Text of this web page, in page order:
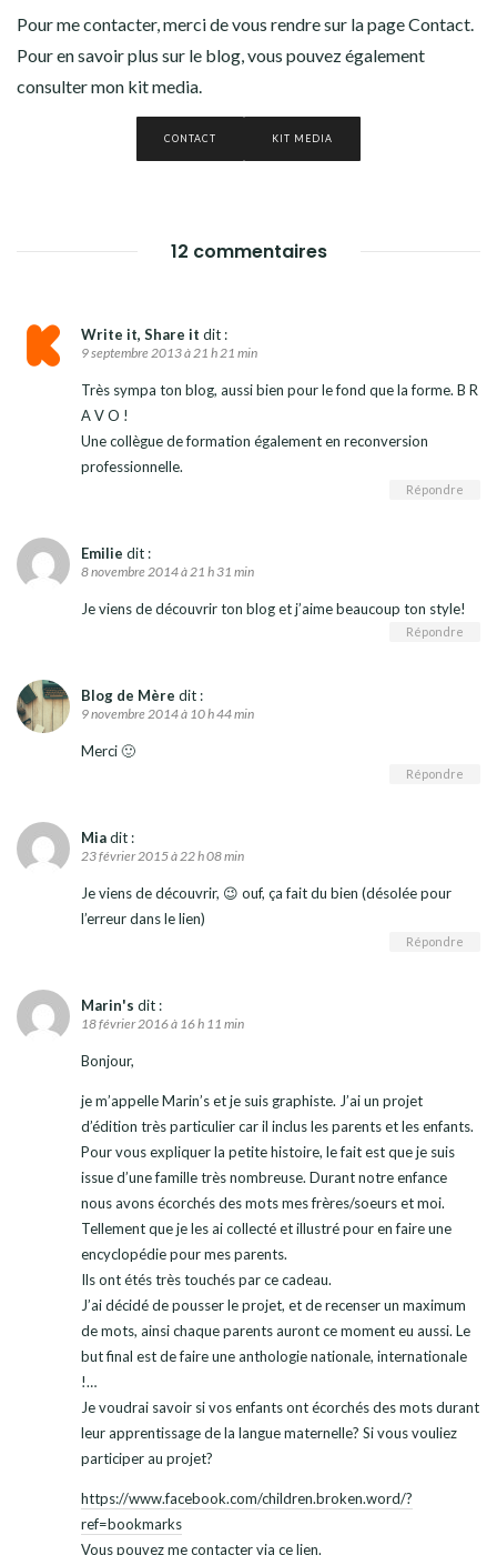
Pour me contacter, merci de vous rendre sur la page Contact.
Pour en savoir plus sur le blog, vous pouvez également
consulter mon kit media.
CONTACT KIT MEDIA
12 commentaires
Write it, Share it dit :
9 septembre 2013 à 21 h 21 min
Très sympa ton blog, aussi bien pour le fond que la forme. B R
A V O !
Une collègue de formation également en reconversion
professionnelle.
Répondre
Emilie dit :
8 novembre 2014 à 21 h 31 min
Je viens de découvrir ton blog et j’aime beaucoup ton style!
Répondre
Blog de Mère dit :
9 novembre 2014 à 10 h 44 min
Merci 🙂
Répondre
Miadit :
23 février 2015 à 22 h 08 min
Je viens de découvrir, 😉 ouf, ça fait du bien (désolée pour
l’erreur dans le lien)
Répondre
Marin's dit :
18 février 2016 à 16 h 11 min
Bonjour,
je m’appelle Marin’s et je suis graphiste. J’ai un projet
d’édition très particulier car il inclus les parents et les enfants.
Pour vous expliquer la petite histoire, le fait est que je suis
issue d’une famille très nombreuse. Durant notre enfance
nous avons écorchés des mots mes frères/soeurs et moi.
Tellement que je les ai collecté et illustré pour en faire une
encyclopédie pour mes parents.
Ils ont étés très touchés par ce cadeau.
J’ai décidé de pousser le projet, et de recenser un maximum
de mots, ainsi chaque parents auront ce moment eu aussi. Le
but final est de faire une anthologie nationale, internationale
!…
Je voudrai savoir si vos enfants ont écorchés des mots durant
leur apprentissage de la langue maternelle? Si vous vouliez
participer au projet?
https://www.facebook.com/children.broken.word/?
ref=bookmarks
Vous pouvez me contacter via ce lien.